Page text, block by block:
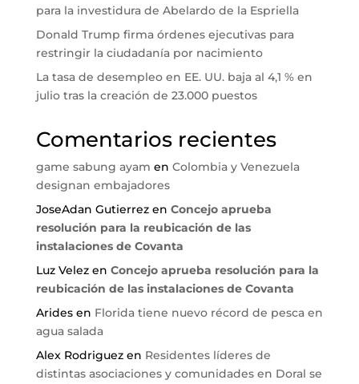
para la investidura de Abelardo de la Espriella
Donald Trump firma órdenes ejecutivas para
restringir la ciudadanía por nacimiento
La tasa de desempleo en EE. UU. baja al 4,1 % en
julio tras la creación de 23.000 puestos
Comentarios recientes
game sabung ayam en Colombia y Venezuela
designan embajadores
JoseAdan Gutierrezen Concejo aprueba
resolución para la reubicación de las
instalaciones de Covanta
Luz Velezen Concejo aprueba resolución para la
reubicación de las instalaciones de Covanta
Aridesen Florida tiene nuevo récord de pesca en
agua salada
Alex Rodriguezen Residentes líderes de
distintas asociaciones y comunidades en Doral se